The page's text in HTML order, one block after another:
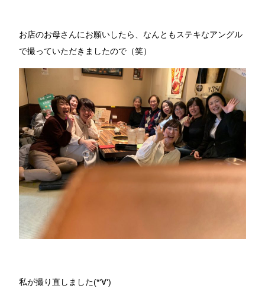
お店のお母さんにお願いしたら、なんともステキなアングル
で撮っていただきましたので（笑）
私が撮り直しました(*‘∀‘)